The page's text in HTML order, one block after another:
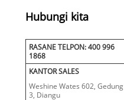
Hubungi kita
RASANE TELPON: 400 996
1868
KANTOR SALES
Weshine Wates 602, Gedung
3, Diangu